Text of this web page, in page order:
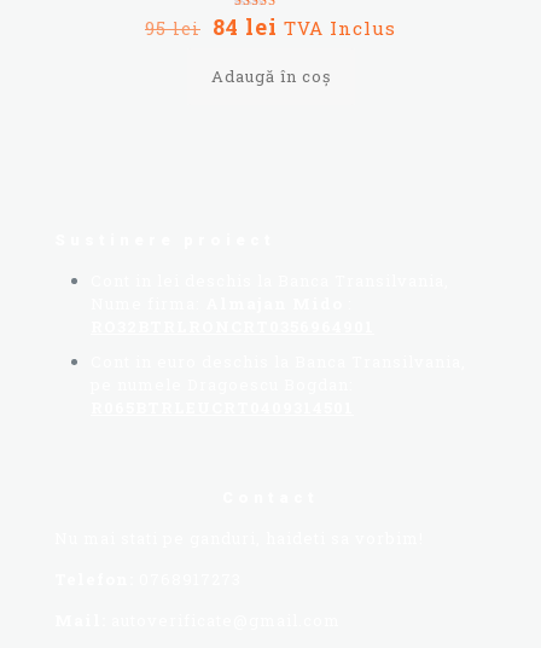
Evaluat la
5.00
95lei Prețul
a
fost:
84 lei Prețul
este:
84 lei.
TVA Inclus
Adaugă în coș